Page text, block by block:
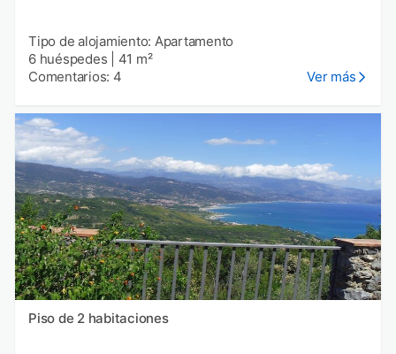
Tipo de alojamiento: Apartamento
6 huéspedes
41 m²
Comentarios: 4
Ver más
Piso de 2 habitaciones